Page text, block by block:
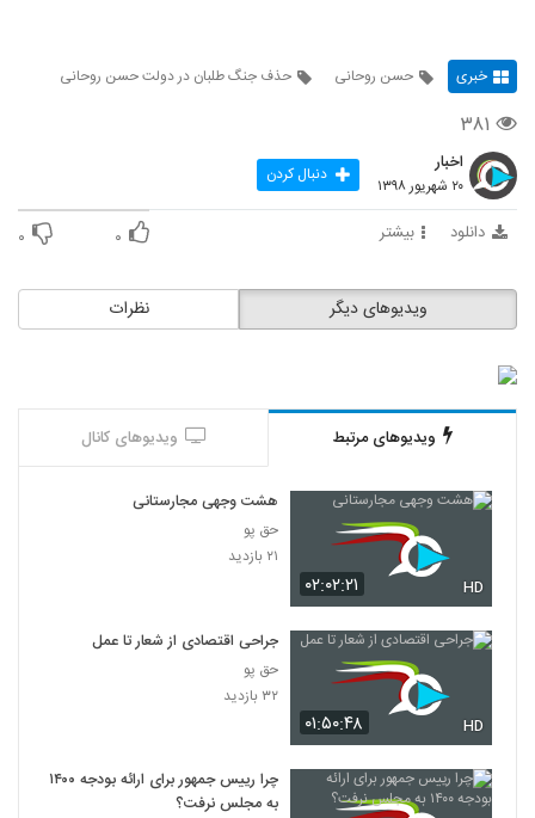
خبری حسن روحانی حذف جنگ طلبان در دولت حسن روحانی
۳۸۱
اخبار
۲۰ شهریور ۱۳۹۸ دنبال کردن
دانلود بیشتر ۰ ۰
نظرات ویدیوهای دیگر
ویدیوهای مرتبط ویدیوهای کانال
۰۲:۰۲:۲۱ HD
هشت وجهی مجارستانی
حق پو
۲۱ بازدید
۰۱:۵۰:۴۸ HD
جراحی اقتصادی از شعار تا عمل
حق پو
۳۲ بازدید
چرا رییس جمهور برای ارائه بودجه ۱۴۰۰
به مجلس نرفت؟